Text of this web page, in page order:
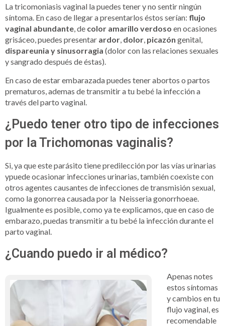
La tricomoniasis vaginal la puedes tener y no sentir ningún
síntoma. En caso de llegar a presentarlos éstos serían: flujo
vaginal abundante, de color amarillo verdoso en ocasiones
grisáceo, puedes presentar ardor, dolor, picazón genital,
dispareunia y sinusorragia (dolor con las relaciones sexuales
y sangrado después de éstas).
En caso de estar embarazada puedes tener abortos o partos
prematuros, ademas de transmitir a tu bebé la infección a
través del parto vaginal.
¿Puedo tener otro tipo de infecciones
por la Trichomonas vaginalis?
Si, ya que este parásito tiene predilección por las vías urinarias
ypuede ocasionar infecciones urinarias, también coexiste con
otros agentes causantes de infecciones de transmisión sexual,
como la gonorrea causada por la Neisseria gonorrhoeae.
Igualmente es posible, como ya te explicamos, que en caso de
embarazo, puedas transmitir a tu bebé la infección durante el
parto vaginal.
¿Cuando puedo ir al médico?
Apenas notes
estos síntomas
y cambios en tu
flujo vaginal, es
recomendable